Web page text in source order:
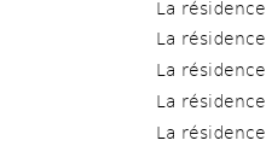
La résidence
La résidence
La résidence
La résidence
La résidence